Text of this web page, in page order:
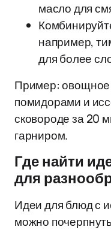
масло для
например,
для более
Пример: овощное
помидорами и
сковороде за 20
гарниром.
Где найти
для
Идеи для блюд с
можно